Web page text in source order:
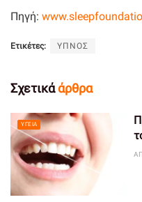
Πηγή:
Ετικέτες: ΥΠΝΟΣ
Σχετικάάρθρα
ΥΓΕΊΑ